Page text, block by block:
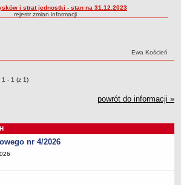
Naukowe
nr 5
i strat jednostki - stan na 31.12.2023
rejestr zmian informacji
Autor:
Ewa Koścień
Zmiany o pozycjach
1 - 1 (z 1)
powrót do informacji »
nr 4/2026